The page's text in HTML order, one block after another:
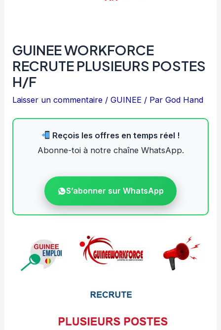
GUINEE WORKFORCE
RECRUTE PLUSIEURS POSTES
H/F
Laisser un commentaire /GUINEE / ParGod Hand
Reçois les offres en temps réel !
Abonne-toi à notre chaîne WhatsApp.
S’abonner sur WhatsApp